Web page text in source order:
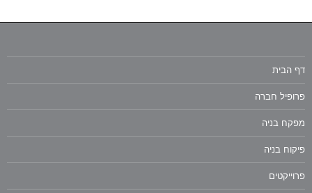
דף הבית
פרופיל חברה
מפקח בניה
פיקוח בניה
פרוייקטים